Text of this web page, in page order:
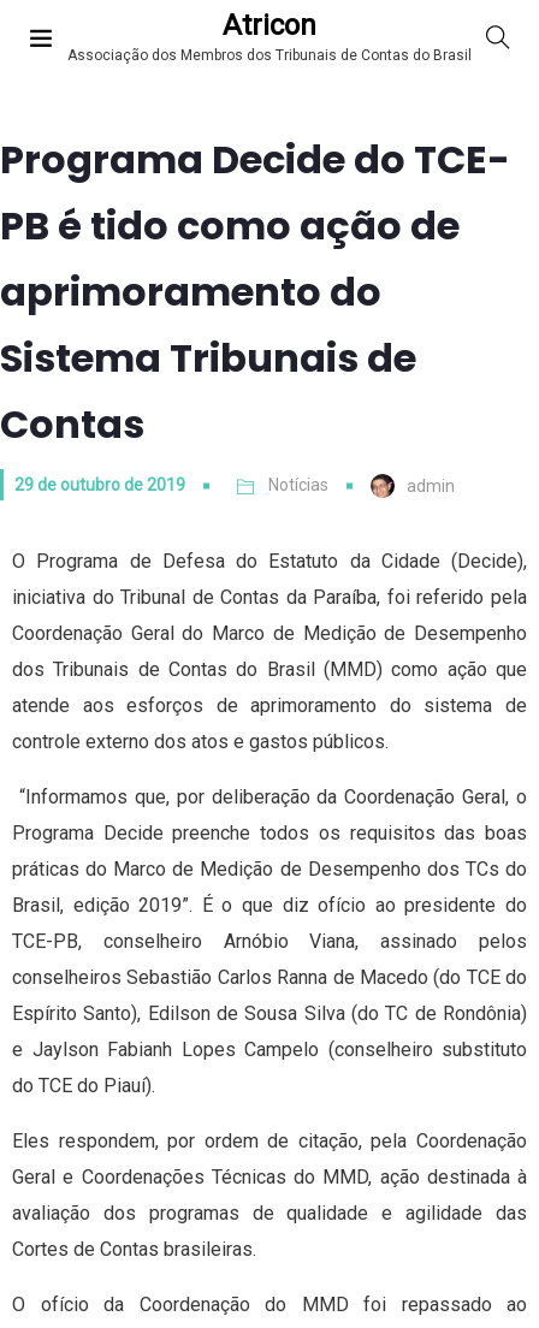
Atricon
Associação dos Membros dos Tribunais de Contas do Brasil
Programa Decide do TCE-
PB é tido como ação de
aprimoramento do
Sistema Tribunais de
Contas
29 de outubro de 2019 Notícias admin
O Programa de Defesa do Estatuto da Cidade (Decide),
iniciativa do Tribunal de Contas da Paraíba, foi referido pela
Coordenação Geral do Marco de Medição de Desempenho
dos Tribunais de Contas do Brasil (MMD) como ação que
atende aos esforços de aprimoramento do sistema de
controle externo dos atos e gastos públicos.
“Informamos que, por deliberação da Coordenação Geral, o
Programa Decide preenche todos os requisitos das boas
práticas do Marco de Medição de Desempenho dos TCs do
Brasil, edição 2019”. É o que diz ofício ao presidente do
TCE-PB, conselheiro Arnóbio Viana, assinado pelos
conselheiros Sebastião Carlos Ranna de Macedo (do TCE do
Espírito Santo), Edilson de Sousa Silva (do TC de Rondônia)
e Jaylson Fabianh Lopes Campelo (conselheiro substituto
do TCE do Piauí).
Eles respondem, por ordem de citação, pela Coordenação
Geral e Coordenações Técnicas do MMD, ação destinada à
avaliação dos programas de qualidade e agilidade das
Cortes de Contas brasileiras.
O ofício da Coordenação do MMD foi repassado ao